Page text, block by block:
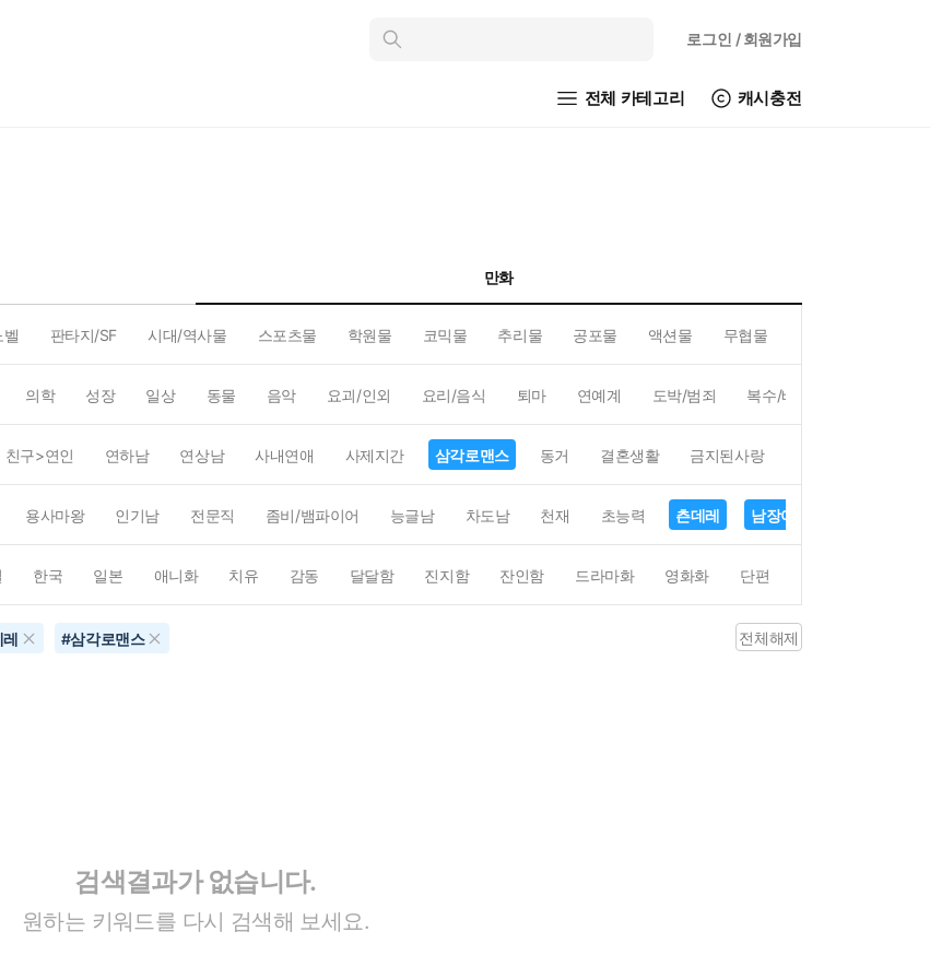
인
로그인 / 회원가입
전체 카테고리 캐시충전
만화
벨 판타지/SF 시대/역사물 스포츠물 학원물 코믹물 추리물 공포물 액션물 무협물
의학 성장 일상 동물 음악 요괴/인외 요리/음식 퇴마 연예계 도박/범죄 복수/배신
친구>연인 연하남 연상남 사내연애 사제지간 삼각로맨스 동거 결혼생활 금지된사랑
용사마왕 인기남 전문직 좀비/뱀파이어 능글남 차도남 천재 초능력 츤데레 남장여자
한국 일본 애니화 치유 감동 달달함 진지함 잔인함 드라마화 영화화 단편
#삼각로맨스 전체해제
검색결과가 없습니다.
원하는 키워드를 다시 검색해 보세요.